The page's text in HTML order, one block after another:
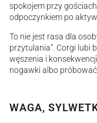
spokojem przy
odpoczynkiem po
To nie jest rasa dla
przytulania”. Corgi lubi
węszenia i
nogawki albo
WAGA,